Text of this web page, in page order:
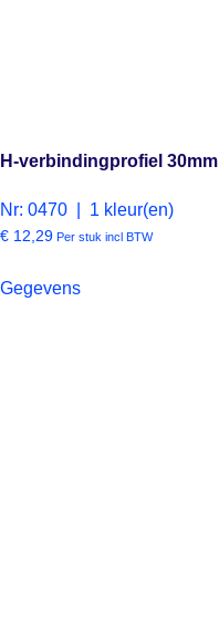
H-verbindingprofiel 30mm
Nr: 0470 | 1 kleur(en)
€ 12,29 Per stuk incl BTW
Gegevens